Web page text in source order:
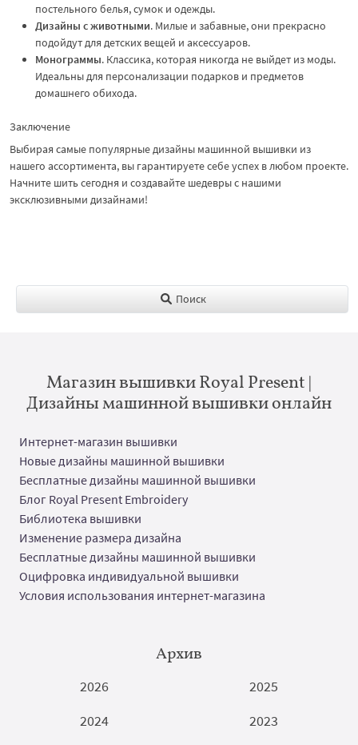
постельного белья, сумок и одежды.
Дизайны с животными. Милые и забавные, они прекрасно
подойдут для детских вещей и аксессуаров.
Монограммы. Классика, которая никогда не выйдет из моды.
Идеальны для персонализации подарков и предметов
домашнего обихода.
Заключение
Выбирая самые популярные дизайны машинной вышивки из
нашего ассортимента, вы гарантируете себе успех в любом проекте.
Начните шить сегодня и создавайте шедевры с нашими
эксклюзивными дизайнами!
Поиск
Магазин вышивки Royal Present |
Дизайны машинной вышивки онлайн
Интернет-магазин вышивки
Новые дизайны машинной вышивки
Бесплатные дизайны машинной вышивки
Блог Royal Present Embroidery
Библиотека вышивки
Изменение размера дизайна
Бесплатные дизайны машинной вышивки
Оцифровка индивидуальной вышивки
Условия использования интернет-магазина
Архив
2026
2025
2024
2023